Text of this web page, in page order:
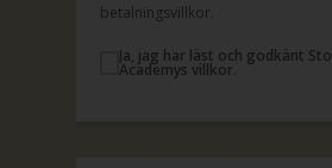
betalningsvillkor.
Ja, jag har läst och godkänt
Academys villkor.